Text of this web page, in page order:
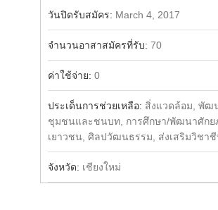
วันปิดรับสมัคร: March 4, 2017
จำนวนอาสาสมัครที่รับ: 70
ค่าใช้จ่าย: 0
ประเด็นการช่วยเหลือ: สิ่งแวดล้อม, พัฒ
ชุมชนและชนบท, การศึกษา/พัฒนาศักย
เยาวชน, ศิลปวัฒนธรรม, ส่งเสริมวิชา
จังหวัด: เชียงใหม่